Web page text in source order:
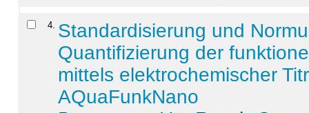
4 Standardisierung und
Quantifizierung der
mittels elektrochemischer
AQuaFunkNano